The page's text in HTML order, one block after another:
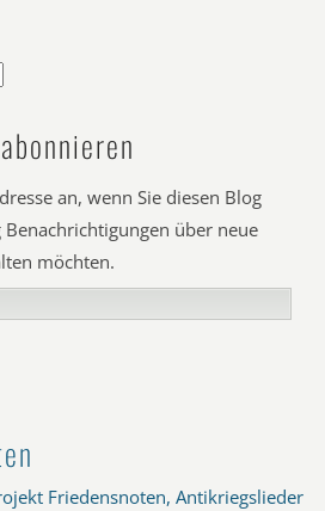
an, wenn Sie diesen Blog
über neue
möchten.
Friedensnoten, Antikriegslieder